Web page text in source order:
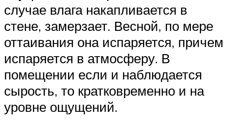
случае влага накапливается в
стене, замерзает. Весной, по мере
оттаивания она испаряется, причем
испаряется в атмосферу. В
помещении если и наблюдается
сырость, то кратковременно и на
уровне ощущений.